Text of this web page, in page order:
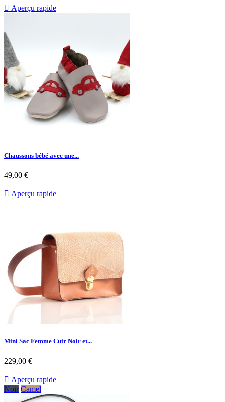
 Aperçu rapide
Chaussons bébé avec une...
49,00 €
 Aperçu rapide
Mini Sac Femme Cuir Noir et...
229,00 €
 Aperçu rapide
Noir Camel